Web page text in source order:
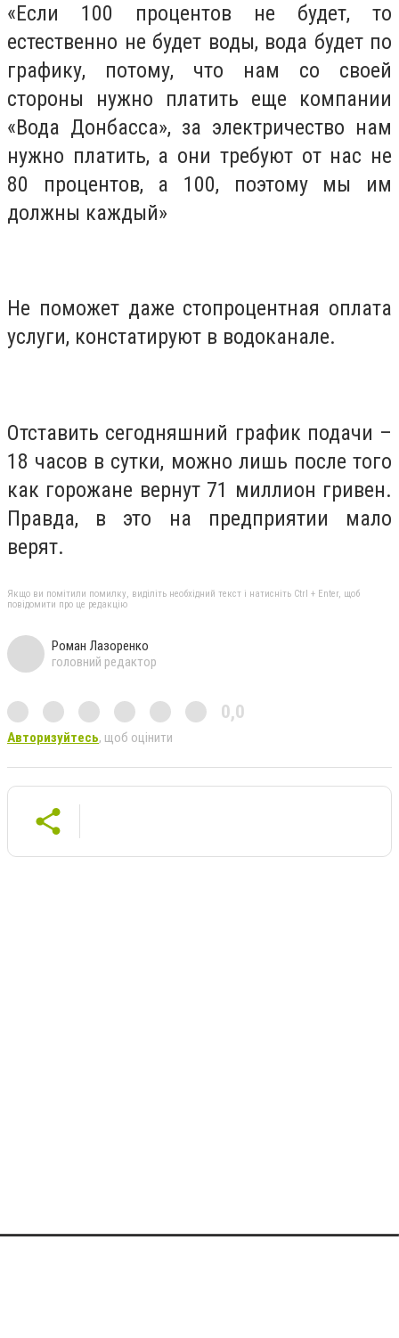
«Если 100 процентов не будет, то
естественно не будет воды, вода будет по
графику, потому, что нам со своей
стороны нужно платить еще компании
«Вода Донбасса», за электричество нам
нужно платить, а они требуют от нас не
80 процентов, а 100, поэтому мы им
должны каждый»
Не поможет даже стопроцентная оплата
услуги, констатируют в водоканале.
Отставить сегодняшний график подачи –
18 часов в сутки, можно лишь после того
как горожане вернут 71 миллион гривен.
Правда, в это на предприятии мало
верят.
Якщо ви помітили помилку, виділіть необхідний текст і натисніть Ctrl + Enter, щоб
повідомити про це редакцію
Роман Лазоренко
головний редактор
0,0
Авторизуйтесь, щоб оцінити